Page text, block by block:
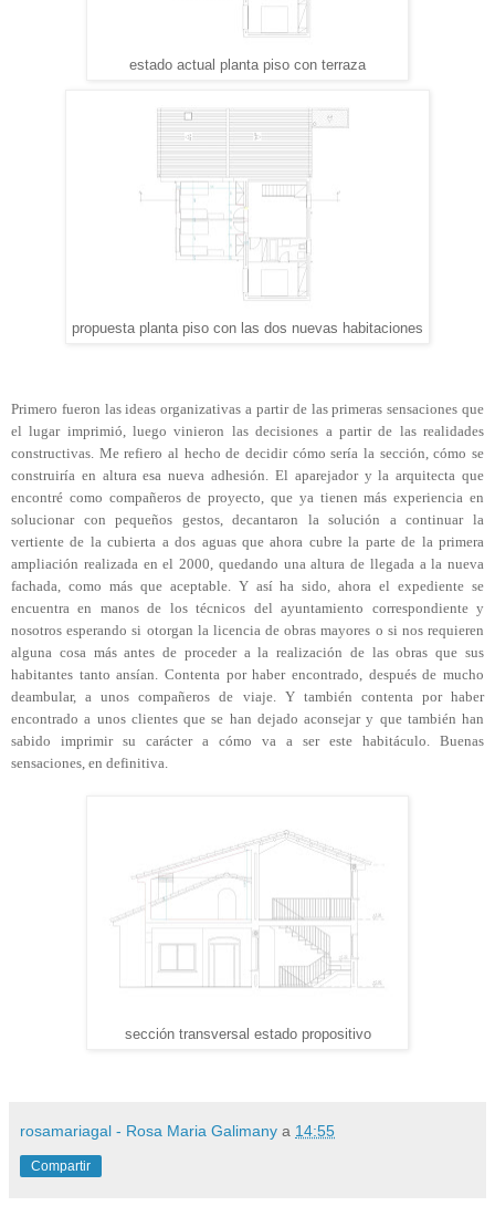
estado actual planta piso con terraza
propuesta planta piso con las dos nuevas habitaciones
Primero fueron las ideas organizativas a partir de las primeras sensaciones que
el lugar imprimió, luego vinieron las decisiones a partir de las realidades
constructivas. Me refiero al hecho de decidir cómo sería la sección, cómo se
construiría en altura esa nueva adhesión. El aparejador y la arquitecta que
encontré como compañeros de proyecto, que ya tienen más experiencia en
solucionar con pequeños gestos, decantaron la solución a continuar la
vertiente de la cubierta a dos aguas que ahora cubre la parte de la primera
ampliación realizada en el 2000, quedando una altura de llegada a la nueva
fachada, como más que aceptable. Y así ha sido, ahora el expediente se
encuentra en manos de los técnicos del ayuntamiento correspondiente y
nosotros esperando si otorgan la licencia de obras mayores o si nos requieren
alguna cosa más antes de proceder a la realización de las obras que sus
habitantes tanto ansían. Contenta por haber encontrado, después de mucho
deambular, a unos compañeros de viaje. Y también contenta por haber
encontrado a unos clientes que se han dejado aconsejar y que también han
sabido imprimir su carácter a cómo va a ser este habitáculo. Buenas
sensaciones, en definitiva.
sección transversal estado propositivo
rosamariagal - Rosa Maria Galimany a 14:55
Compartir